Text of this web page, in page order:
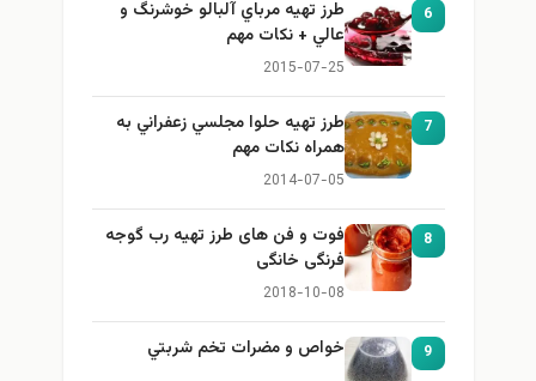
6
طرز تهيه مرباي آلبالو خوشرنگ و
عالي + نكات مهم
2015-07-25
7
طرز تهيه حلوا مجلسي زعفراني به
همراه نكات مهم
2014-07-05
8
فوت و فن های طرز تهیه رب گوجه
فرنگی خانگی
2018-10-08
9 خواص و مضرات تخم شربتي